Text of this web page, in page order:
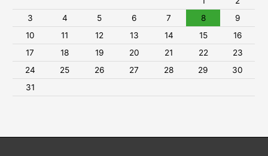
3
4 5 6 7 8
9
10
11 12 13 14 15
16
17
18 19 20 21 22
23
24
25 26 27 28 29
30
31